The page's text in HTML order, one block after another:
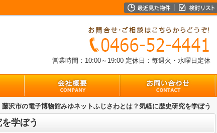
営業時間：10:00～19:00 定休日：毎週火・水曜日定休
藤沢市の電子博物館みゆネットふじさわとは？気軽に歴史研究を学ぼう
学ぼう